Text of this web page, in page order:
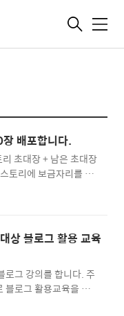
메
배포합니다.
초대장 + 남은 초대장
토리에 보금자리를 마
장을 배포해 드리려
그는 초대에 의해서만
시는 분은 댓글에 E-
대장을 보내드립니
밀댓글로 남겨주세
바로 개설하시지 않으
수도 있으니 바로 개
상 블로그 활용 교육
로그 강의를 합니다. 주
블로그 활용교육을 하
시간동안 제가 경험